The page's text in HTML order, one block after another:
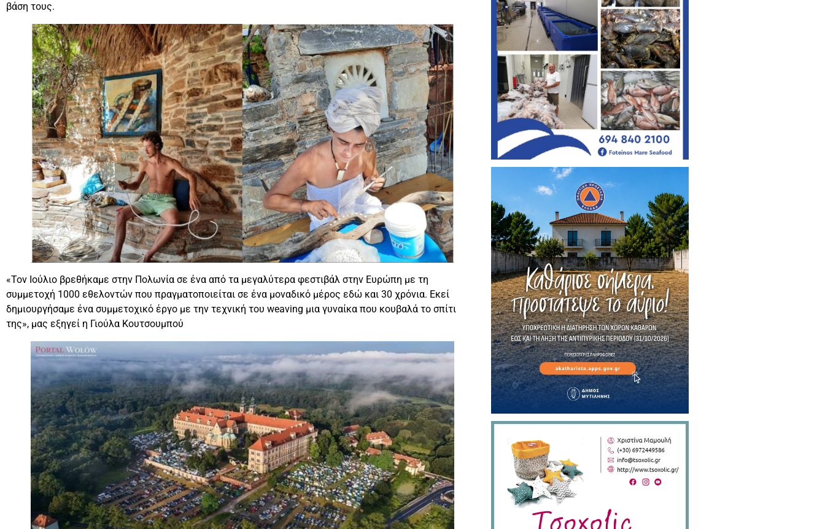
βάση τους.
«Τον Ιούλιο βρεθήκαμε στην Πολωνία σε ένα από τα μεγαλύτερα φεστιβάλ στην Ευρώπη με τη
συμμετοχή 1000 εθελοντών που πραγματοποιείται σε ένα μοναδικό μέρος εδώ και 30 χρόνια. Εκεί
δημιουργήσαμε ένα συμμετοχικό έργο με την τεχνική του weaving μια γυναίκα που κουβαλά το σπίτι
της», μας εξηγεί η Γιούλα Κουτσουμπού